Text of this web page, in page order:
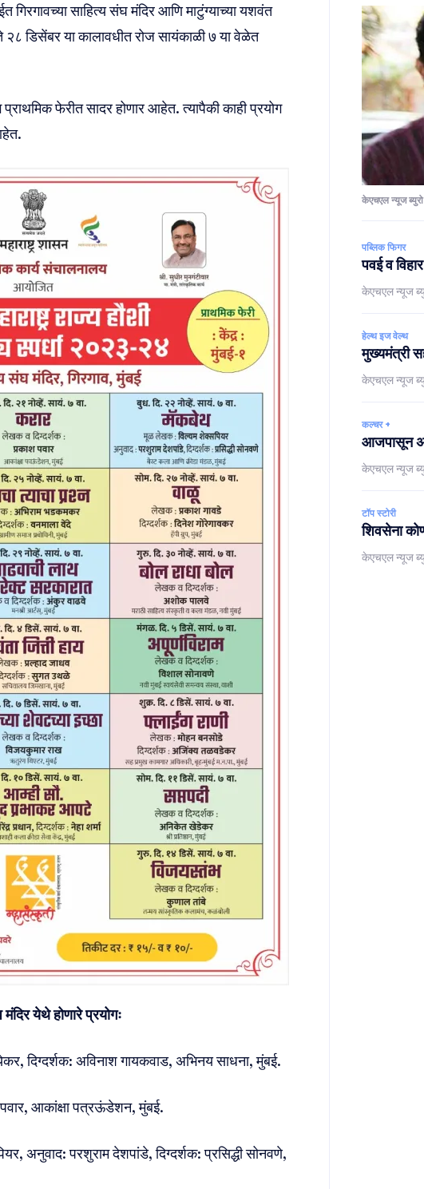
साहित्य संघ मंदिर आणि माटुंग्याच्या यशवंत
२८ डिसेंबर या कालावधीत रोज सायंकाळी ७ या वेळेत
फेरीत सादर होणार आहेत. त्यापैकी काही प्रयोग
येथे होणारे प्रयोगः
दिग्दर्शक: अविनाश गायकवाड, अभिनय साधना, मुंबई.
आकांक्षा पत्रऊंडेशन, मुंबई.
अनुवाद: परशुराम देशपांडे, दिग्दर्शक: प्रसिद्धी सोनवणे,
केएचएल न्यूज ब्युरो
पब्लिक फिगर
पवई व
केएचएल न्यूज
हेल्थ इज वेल्थ
मुख्यमंत्री
केएचएल न्यूज
कल्चर +
आजपासून
केएचएल न्यूज
टॉप स्टोरी
शिवसेना
केएचएल न्यूज